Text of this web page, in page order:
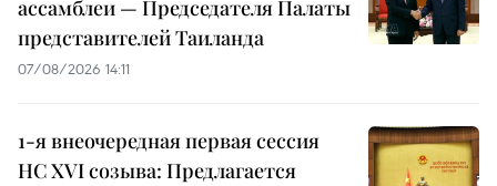
ассамблеи — Председателя Палаты
представителей Таиланда
07/08/2026 14:11
1-я внеочередная первая сессия
НС XVI созыва: Предлагается